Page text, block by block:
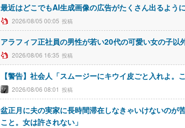
最近はどこでもAI生成画像の広告がたくさん出るよう
2026/08/05 00:05
アラフィフ正社員の男性が若い20代の可愛い女の子以
2026/08/06 16:35
【警告】社会人「スムージーにキウイ皮ごと入れよ
2026/08/06 08:01
盆正月に夫の実家に長時間滞在しなきゃいけないのが
こと。女は許されない」